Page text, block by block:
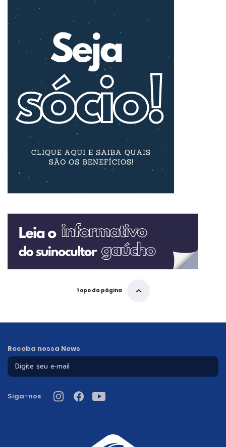
Topo da página
Receba nossa News
Siga-nos